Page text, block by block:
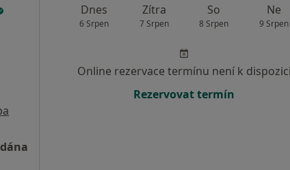
Dnes
6 Srpen
Zítra
7 Srpen
So
8 Srpen
Ne
9 Srpen
Online rezervace termínu není k dispozici
Rezervovat termín